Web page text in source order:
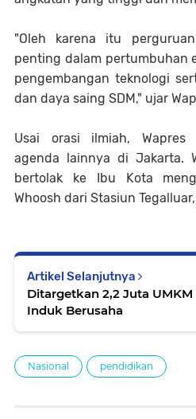
"Oleh karena itu
penting dalam pertumbuhan
pengembangan teknologi
dan daya saing SDM," ujar
Usai orasi ilmiah, Wapres
agenda lainnya di Jakarta.
bertolak ke Ibu Kota
Whoosh dari Stasiun
Artikel Selanjutnya
Ditargetkan 2,2 Juta
Induk Berusaha
Nasional pendidikan